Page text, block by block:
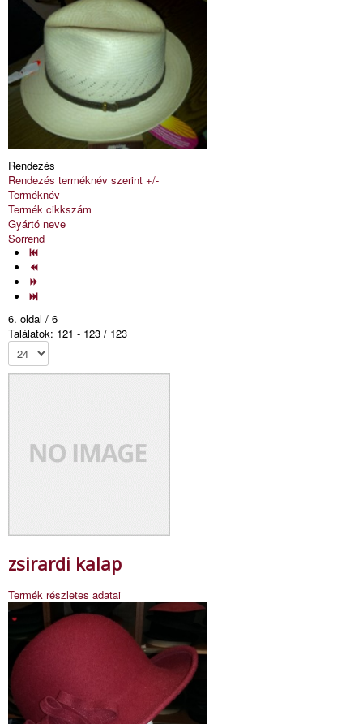
Rendezés
Rendezés terméknév szerint +/-
Terméknév
Termék cikkszám
Gyártó neve
Sorrend
6. oldal / 6
Találatok: 121 - 123 / 123
zsirardi kalap
Termék részletes adatai